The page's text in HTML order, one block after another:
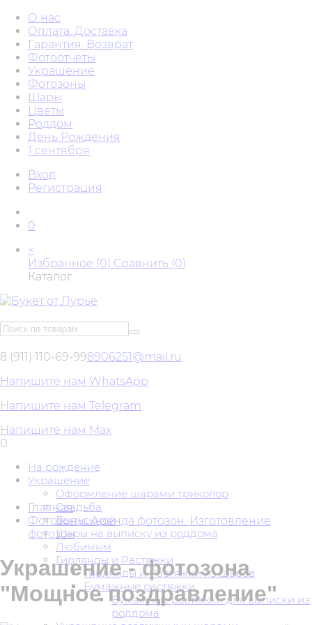
О нас
Оплата. Доставка
Гарантия. Возврат
Фотоотчеты
Украшение
Фотозоны
Шары
Цветы
Роддом
День Рождения
1 сентября
Вход
Регистрация
0
×
Избранное (0) Сравнить (0)
Каталог
8 (911) 110-69-998906251@mail.ru
Напишите нам WhatsApp
Напишите нам Telegram
Напишите нам Max
0
На рождение
Украшение
Оформление шарами триколор
Свадьба
Выпускной
Шары на выписку из роддома
Любимым
Гирлянды и Растяжки
Гирлянды и Растяжки из шаров
Бумажные растяжки
Бумажные растяжки для выписки из
роддома
Главная
Фотозоны. Аренда фотозон. Изготовление
фотозон
Украшение - фотозона
"Мощное поздравление"